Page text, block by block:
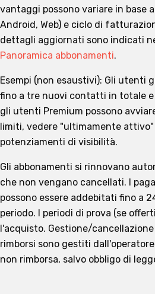
vantaggi possono variare in base
Android, Web) e ciclo di
dettagli aggiornati sono indicati
Panoramica abbonamenti.
Esempi (non esaustivi): Gli utenti
fino a tre nuovi contatti in totale
gli utenti Premium possono
limiti, vedere "ultimamente
potenziamenti di visibilità.
Gli abbonamenti si rinnovano
che non vengano cancellati. I
possono essere addebitati fino a
periodo. I periodi di prova (se
l'acquisto. Gestione/
rimborsi sono gestiti
non rimborsa, salvo obbligo di